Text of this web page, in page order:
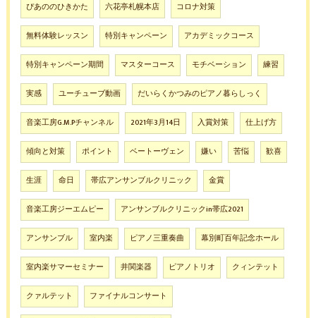
ぴあののひきかた 六花亭札幌本店 コロナ対策
無料体験レッスン 特別キャンペーン アカデミックコース
特別キャンペーン期間 マスターコース モチベーション 練習
実感 ユーチューブ動画 だいらくかつみのピアノ暮らしっく
音楽工房G.M.Pチャンネル 2021年3月14日 入賞対策 仕上げ方
傾向と対策 ポイント ベートーヴェン 嫌い 苦悩 歓喜
生涯 命日 帯広アンサンブルクリニック 金賞
音楽工房ジーエムピー アンサンブルクリニックin帯広2021
アンサンブル 室内楽 ピアノ三重奏曲 幕別町百年記念ホール
室内楽サマーセミナー 井関楽器 ピアノトリオ クィンテット
クァルテット ファイナルコンサート